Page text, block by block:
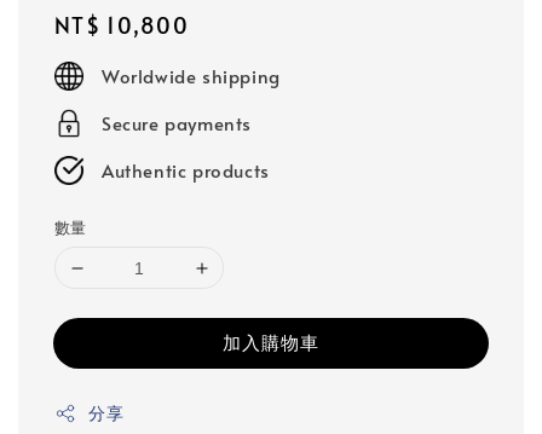
Regular
price
NT$ 10,800
Worldwide shipping
Secure payments
Authentic products
數量
加入購物車
分享